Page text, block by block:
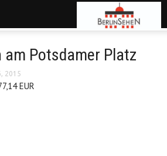
Potsdamer Platz
2015
EUR